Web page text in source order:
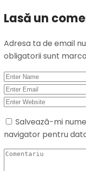
Lasă un
Adresa ta de email
obligatorii sunt
Salvează-mi
navigator pentru